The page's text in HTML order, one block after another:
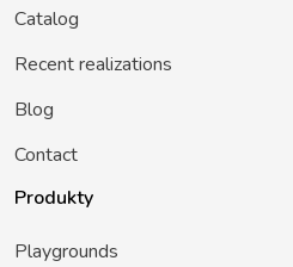
Catalog
Recent realizations
Blog
Contact
Produkty
Playgrounds